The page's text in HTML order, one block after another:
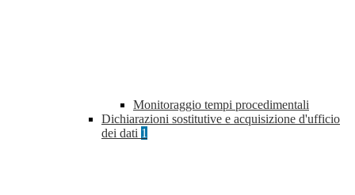
Monitoraggio tempi procedimentali
Dichiarazioni sostitutive e acquisizione d'ufficio
dei dati 1